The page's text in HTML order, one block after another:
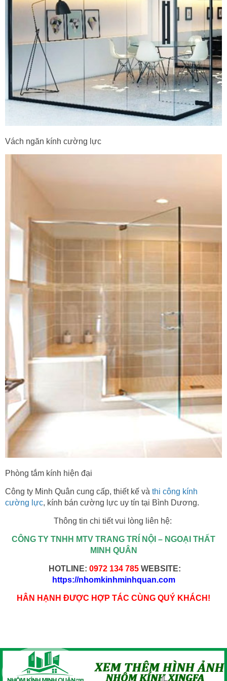
Vách ngăn kính cường lực
Phòng tắm kính hiện đại
Công ty Minh Quân cung cấp, thiết kế và thi công kính
cường lực, kính bán cường lực uy tín tại Bình Dương.
Thông tin chi tiết vui lòng liên hệ:
CÔNG TY TNHH MTV TRANG TRÍ NỘI – NGOẠI THẤT
MINH QUÂN
HOTLINE: 0972 134 785WEBSITE:
https://nhomkinhminhquan.com
HÂN HẠNH ĐƯỢC HỢP TÁC CÙNG QUÝ KHÁCH!